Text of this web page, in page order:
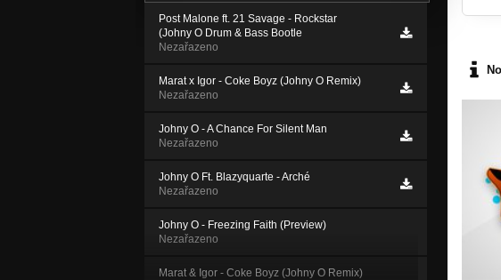
Post Malone ft. 21 Savage - Rockstar
(Johny O Drum & Bass Bootle
Nezařazeno
Marat x Igor - Coke Boyz (Johny O Remix)
Nezařazeno
Johny O - A Chance For Silent Man
Nezařazeno
Johny O Ft. Blazyquarte - Arché
Nezařazeno
Johny O - Freezing Faith (Preview)
Nezařazeno
Marat & Igor - Coke Boyz (Johny O Remix)